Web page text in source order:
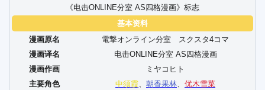
《电击ONLINE分室 AS四格漫画》标志
基本资料
漫画原名
電撃オンライン分室 スクスタ4コマ
漫画译名
电击ONLINE分室 AS四格漫画
漫画作画
ミヤコヒト
主要角色
中须霞、 朝香果林、 优木雪菜